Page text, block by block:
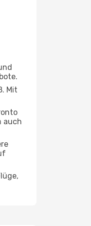
Mit
auch